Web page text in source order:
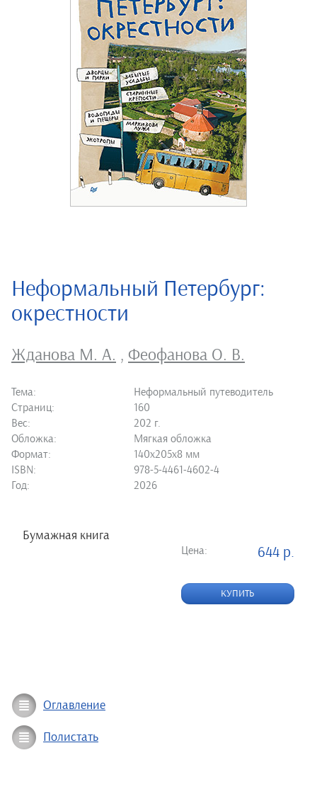
Неформальный Петербург:
окрестности
Жданова М. А. , Феофанова О. В.
Тема:
Неформальный путеводитель
Страниц:
160
Вес:
202 г.
Обложка:
Мягкая обложка
Формат:
140х205х8 мм
ISBN:
978-5-4461-4602-4
Год:
2026
Бумажная книга
Цена: 644 р.
КУПИТЬ
Оглавление
Полистать